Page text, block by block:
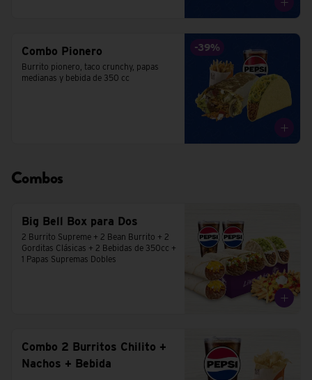
-39%
Combo Pionero
Burrito pionero, taco crunchy, papas
medianas y bebida de 350 cc
Combos
Big Bell Box para Dos
2 Burrito Supreme + 2 Bean Burrito + 2
Gorditas Clásicas + 2 Bebidas de 350cc +
1 Papas Supremas Dobles
Combo 2 Burritos Chilito +
Nachos + Bebida